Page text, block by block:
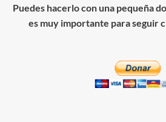
Puedes hacerlo con una pequeña
es muy importante para seguir